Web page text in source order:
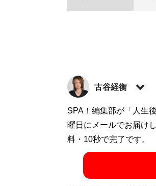
古谷経衡
（ふるやつねひら）
員。立命館大学文学部
が、やがて保守論壇の
（小学館）、『左翼も
』（
SPA！編集部が「人生
曜日にメールでお届け
料・10秒で完了です。